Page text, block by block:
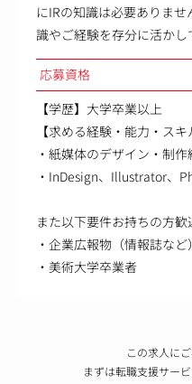
にIRの知識は必要ありま
識やご経験を存分に活かし
応募資格
【学歴】大学卒業以上
【求める経験・能力・スキ
・紙媒体のデザイン・制
・InDesign、Illustrator、
また以下要件お持ちの方歓
・企業広報物（情報誌な
・美術大学卒業者
この求人に
まずは転職支援サー